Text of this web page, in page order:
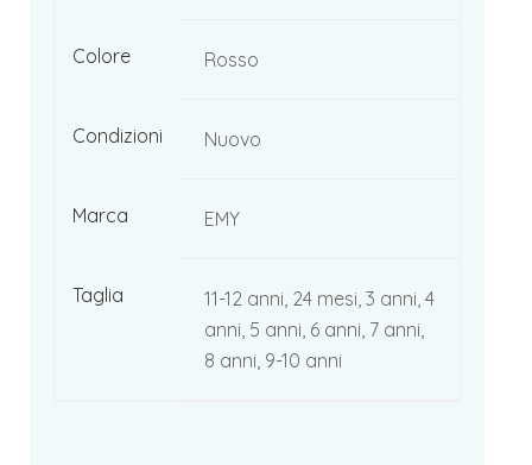
Colore Rosso
Condizioni Nuovo
Marca EMY
Taglia
11-12 anni, 24 mesi, 3 anni, 4
anni, 5 anni, 6 anni, 7 anni,
8 anni, 9-10 anni